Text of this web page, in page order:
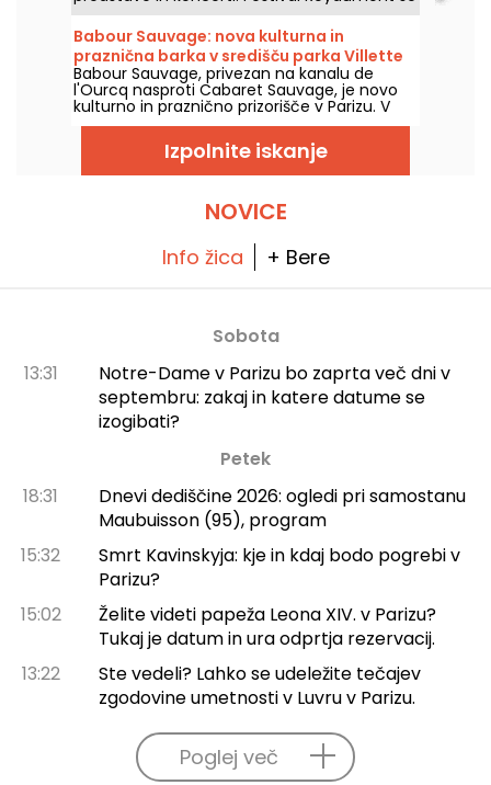
razvija in postaja sezona Royaumont, ki je
resnično multidisciplinarno kulturno doživetje
v prostorih tega zgodovinskega kraja v Val-
d'Oise.
Babour Sauvage: nova kulturna in
praznična barka v središču parka Villette
Babour Sauvage, privezan na kanalu de
l'Ourcq nasproti Cabaret Sauvage, je novo
kulturno in praznično prizorišče v Parizu. V
intimnem in eklektičnem okolju se združujejo
koncerti, DJ-ji, kabareti in komedije.
Izpolnite iskanje
NOVICE
Info žica + Bere
Sobota
13:31
Notre-Dame v Parizu bo zaprta več dni v
septembru: zakaj in katere datume se
izogibati?
Petek
18:31
Dnevi dediščine 2026: ogledi pri samostanu
Maubuisson (95), program
15:32
Smrt Kavinskyja: kje in kdaj bodo pogrebi v
Parizu?
15:02
Želite videti papeža Leona XIV. v Parizu?
Tukaj je datum in ura odprtja rezervacij.
13:22
Ste vedeli? Lahko se udeležite tečajev
zgodovine umetnosti v Luvru v Parizu.
Poglej več